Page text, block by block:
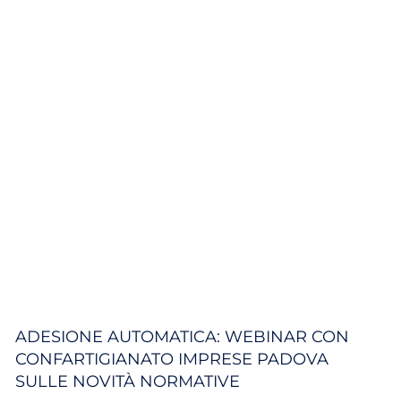
ADESIONE AUTOMATICA: WEBINAR CON
CONFARTIGIANATO IMPRESE PADOVA
SULLE NOVITÀ NORMATIVE